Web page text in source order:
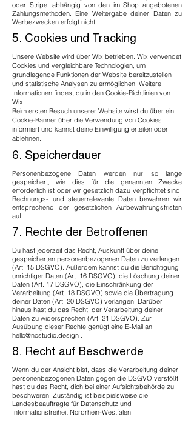
oder Stripe, abhängig von den im Shop angebotenen
Zahlungsmethoden. Eine Weitergabe deiner Daten zu
Werbezwecken erfolgt nicht.
5. Cookies und Tracking
Unsere Website wird über Wix betrieben. Wix verwendet
Cookies und vergleichbare Technologien, um
grundlegende Funktionen der Website bereitzustellen
und statistische Analysen zu ermöglichen. Weitere
Informationen findest du in den Cookie-Richtlinien von
Wix.
Beim ersten Besuch unserer Website wirst du über ein
Cookie-Banner über die Verwendung von Cookies
informiert und kannst deine Einwilligung erteilen oder
ablehnen.
6. Speicherdauer
Personenbezogene Daten werden nur so lange
gespeichert, wie dies für die genannten Zwecke
erforderlich ist oder wir gesetzlich dazu verpflichtet sind.
Rechnungs- und steuerrelevante Daten bewahren wir
entsprechend der gesetzlichen Aufbewahrungsfristen
auf.
7. Rechte der Betroffenen
Du hast jederzeit das Recht, Auskunft über deine
gespeicherten personenbezogenen Daten zu verlangen
(Art. 15 DSGVO). Außerdem kannst du die Berichtigung
unrichtiger Daten (Art. 16 DSGVO), die Löschung deiner
Daten (Art. 17 DSGVO), die Einschränkung der
Verarbeitung (Art. 18 DSGVO) sowie die Übertragung
deiner Daten (Art. 20 DSGVO) verlangen. Darüber
hinaus hast du das Recht, der Verarbeitung deiner
Daten zu widersprechen (Art. 21 DSGVO). Zur
Ausübung dieser Rechte genügt eine E-Mail an
hello@nostudio.design .
8. Recht auf Beschwerde
Wenn du der Ansicht bist, dass die Verarbeitung deiner
personenbezogenen Daten gegen die DSGVO verstößt,
hast du das Recht, dich bei einer Aufsichtsbehörde zu
beschweren. Zuständig ist beispielsweise die
Landesbeauftragte für Datenschutz und
Informationsfreiheit Nordrhein-Westfalen.